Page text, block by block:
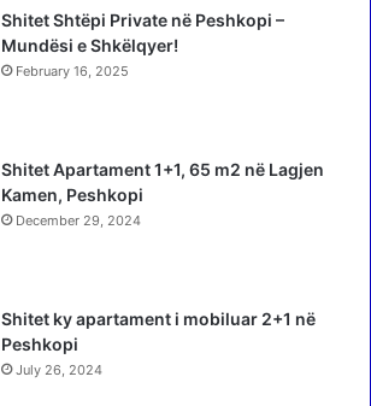
Shitet Shtëpi Private në Peshkopi –
Mundësi e Shkëlqyer!
February 16, 2025
Shitet Apartament 1+1, 65 m2 në Lagjen
Kamen, Peshkopi
December 29, 2024
Shitet ky apartament i mobiluar 2+1 në
Peshkopi
July 26, 2024